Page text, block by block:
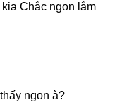
Chắc ngon lắm
ngon à?